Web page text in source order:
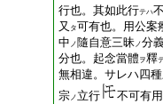
行也。其如此行テハ
又 タ可有也。用公案
中 ノ 隨自意三昧ノ分
分也。起念當體 ヲ釋
無相違。サレハ四
宗ノ 立行
不可有